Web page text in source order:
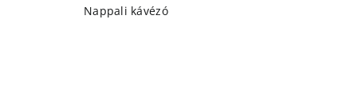
Nappali kávézó